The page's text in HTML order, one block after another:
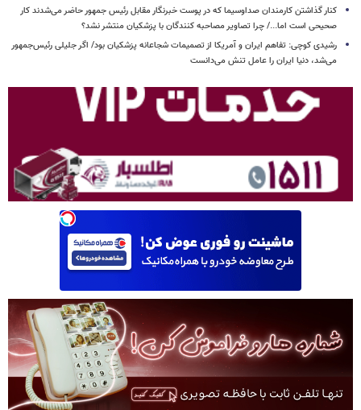
کنار گذاشتن کارمندان صداوسیما که در پوست خبرنگار مقابل رئیس جمهور حاضر می‌شدند کار
صحیحی است اما.../ چرا تصاویر مصاحبه کنندگان با پزشکیان منتشر نشد؟
رشیدی کوچی: تفاهم ایران و آمریکا از تصمیمات شجاعانه پزشکیان بود/ اگر جلیلی رئیس‌جمهور
می‌شد، دنیا ایران را عامل تنش می‌دانست